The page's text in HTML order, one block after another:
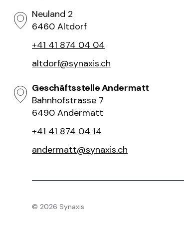
Neuland 2
6460 Altdorf
+41 41 874 04 04
altdorf@synaxis.ch
Geschäftsstelle Andermatt
Bahnhofstrasse 7
6490 Andermatt
+41 41 874 04 14
andermatt@synaxis.ch
© 2026 Synaxis